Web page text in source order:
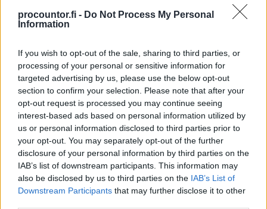
procountor.fi - Do Not Process My Personal
Information
If you wish to opt-out of the sale, sharing to third parties, or
processing of your personal or sensitive information for
targeted advertising by us, please use the below opt-out
section to confirm your selection. Please note that after your
opt-out request is processed you may continue seeing
interest-based ads based on personal information utilized by
us or personal information disclosed to third parties prior to
your opt-out. You may separately opt-out of the further
disclosure of your personal information by third parties on the
IAB’s list of downstream participants. This information may
also be disclosed by us to third parties on the IAB’s List of
Downstream Participants that may further disclose it to other
bryte loven eller krenke tredjeparts rettigheter.
Kundens Personopplysninger og mer
behandlet, finnes i dokumentene Beskrivelse av
behandlingen. Disse fås på Leverandørens
nettsted, hos kundeserviceside, i selve
Programmet eller på anmodning hos
Leverandøren alt etter hvilken versjon det
gjelder.
Hvis Kunden er et Regnskapsbyrå, kan Kunden
selv være Databehandler i tråd med gjeldende
personvernlovgivning. I slike tilfeller er